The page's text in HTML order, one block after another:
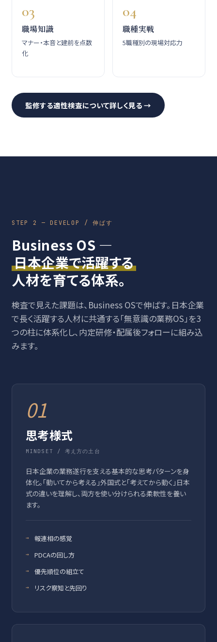
03
職場知識
マナー・本音と建前を点数
化
04
職種実戦
5職種別の現場対応力
監修する適性検査について詳しく見る →
STEP 2 — DEVELOP / 伸ばす
Business OS —
日本企業で活躍する
人材を育てる体系。
検査で見えた課題は、Business OSで伸ばす。日本企業
で長く活躍する人材に共通する「無意識の業務OS」を3
つの柱に体系化し、内定研修・配属後フォローに組み込
みます。
01
思考様式
MINDSET / 考え方の土台
日本企業の業務遂行を支える基本的な思考パターンを身
体化。「動いてから考える」外国式と「考えてから動く」日本
式の違いを理解し、両方を使い分けられる柔軟性を養い
ます。
報連相の感覚
PDCAの回し方
優先順位の組立て
リスク察知と先回り